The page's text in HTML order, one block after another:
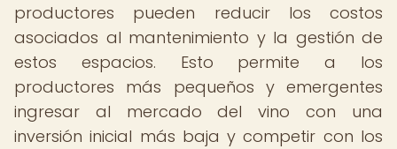
productores pueden reducir los costos
asociados al mantenimiento y la gestión de
estos espacios. Esto permite a los
productores más pequeños y emergentes
ingresar al mercado del vino con una
inversión inicial más baja y competir con los